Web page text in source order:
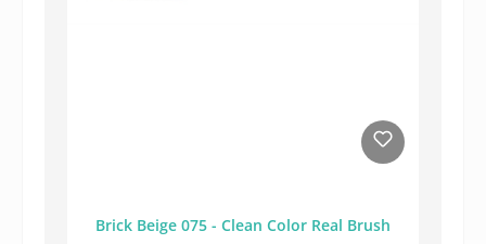
Brick Beige 075 - Clean Color Real Brush